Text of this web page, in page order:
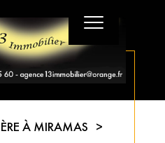
À MIRAMAS